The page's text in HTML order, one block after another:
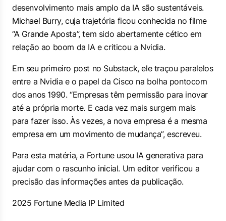
desenvolvimento mais amplo da IA são sustentáveis.
Michael Burry, cuja trajetória ficou conhecida no filme
“A Grande Aposta”, tem sido abertamente cético em
relação ao boom da IA e criticou a Nvidia.
Em seu primeiro post no Substack, ele traçou paralelos
entre a Nvidia e o papel da Cisco na bolha pontocom
dos anos 1990. “Empresas têm permissão para inovar
até a própria morte. E cada vez mais surgem mais
para fazer isso. Às vezes, a nova empresa é a mesma
empresa em um movimento de mudança”, escreveu.
Para esta matéria, a Fortune usou IA generativa para
ajudar com o rascunho inicial. Um editor verificou a
precisão das informações antes da publicação.
2025 Fortune Media IP Limited